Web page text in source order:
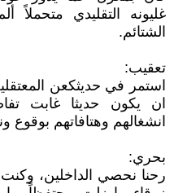
غليونه التقليدي
الشتائم.
تعقيب:
استمر في حديثكعن
ان يكون حديثا غابت
انشغالهم وهتافاتهم بوقوع
بحري:
رحنا نحصي الداخلين،